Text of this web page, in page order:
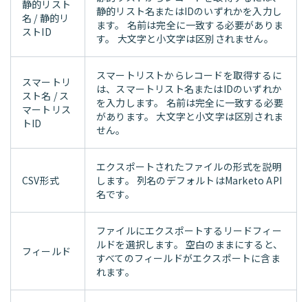
静的リスト
名 / 静的リ
ストID
静的リスト名またはIDのいずれかを入力し
ます。 名前は完全に一致する必要がありま
す。 大文字と小文字は区別されません。
スマートリ
スト名 / ス
マートリス
トID
スマートリストからレコードを取得するに
は、スマートリスト名またはIDのいずれか
を入力します。 名前は完全に一致する必要
があります。 大文字と小文字は区別されま
せん。
CSV形式
エクスポートされたファイルの形式を説明
します。 列名のデフォルトはMarketo API
名です。
フィールド
ファイルにエクスポートするリードフィー
ルドを選択します。 空白のままにすると、
すべてのフィールドがエクスポートに含ま
れます。